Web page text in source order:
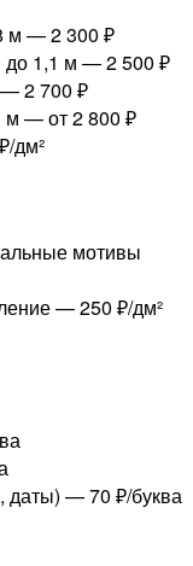
м —2 300 ₽
до 1,1 м —2 500 ₽
—2 700 ₽
м —от 2 800 ₽
дм²
мотивы
—250 ₽/дм²
даты) —70 ₽/буква